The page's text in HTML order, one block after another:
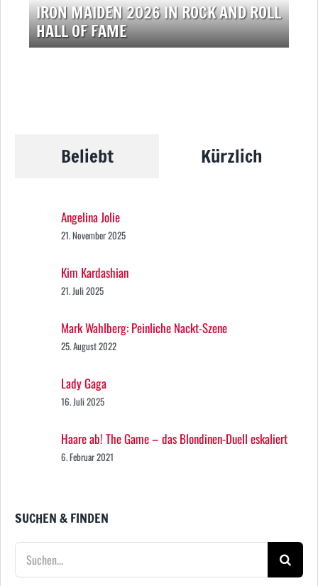
IRON MAIDEN 2026 IN ROCK AND ROLL
HALL OF FAME
Beliebt Kürzlich
Angelina Jolie
21. November 2025
Kim Kardashian
21. Juli 2025
Mark Wahlberg: Peinliche Nackt-Szene
25. August 2022
Lady Gaga
16. Juli 2025
Haare ab! The Game – das Blondinen-Duell eskaliert
6. Februar 2021
SUCHEN & FINDEN
Suche
nach: